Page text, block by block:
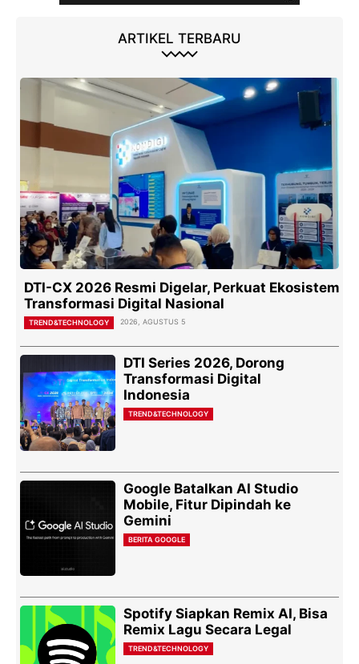
ARTIKEL TERBARU
DTI-CX 2026 Resmi Digelar, Perkuat Ekosistem
Transformasi Digital Nasional
TREND&TECHNOLOGY 2026, AGUSTUS 5
DTI Series 2026, Dorong
Transformasi Digital
Indonesia
TREND&TECHNOLOGY
Google Batalkan AI Studio
Mobile, Fitur Dipindah ke
Gemini
BERITA GOOGLE
Spotify Siapkan Remix AI, Bisa
Remix Lagu Secara Legal
TREND&TECHNOLOGY